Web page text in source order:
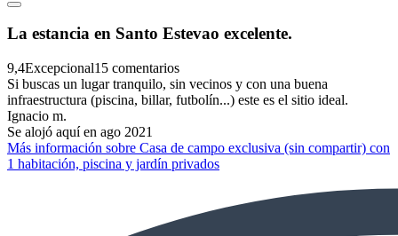
La estancia en Santo Estevao excelente.
9,4Excepcional15 comentarios
Si buscas un lugar tranquilo, sin vecinos y con una buena
infraestructura (piscina, billar, futbolín...) este es el sitio ideal.
Ignacio m.
Se alojó aquí en ago 2021
Más información sobre Casa de campo exclusiva (sin compartir) con
1 habitación, piscina y jardín privados